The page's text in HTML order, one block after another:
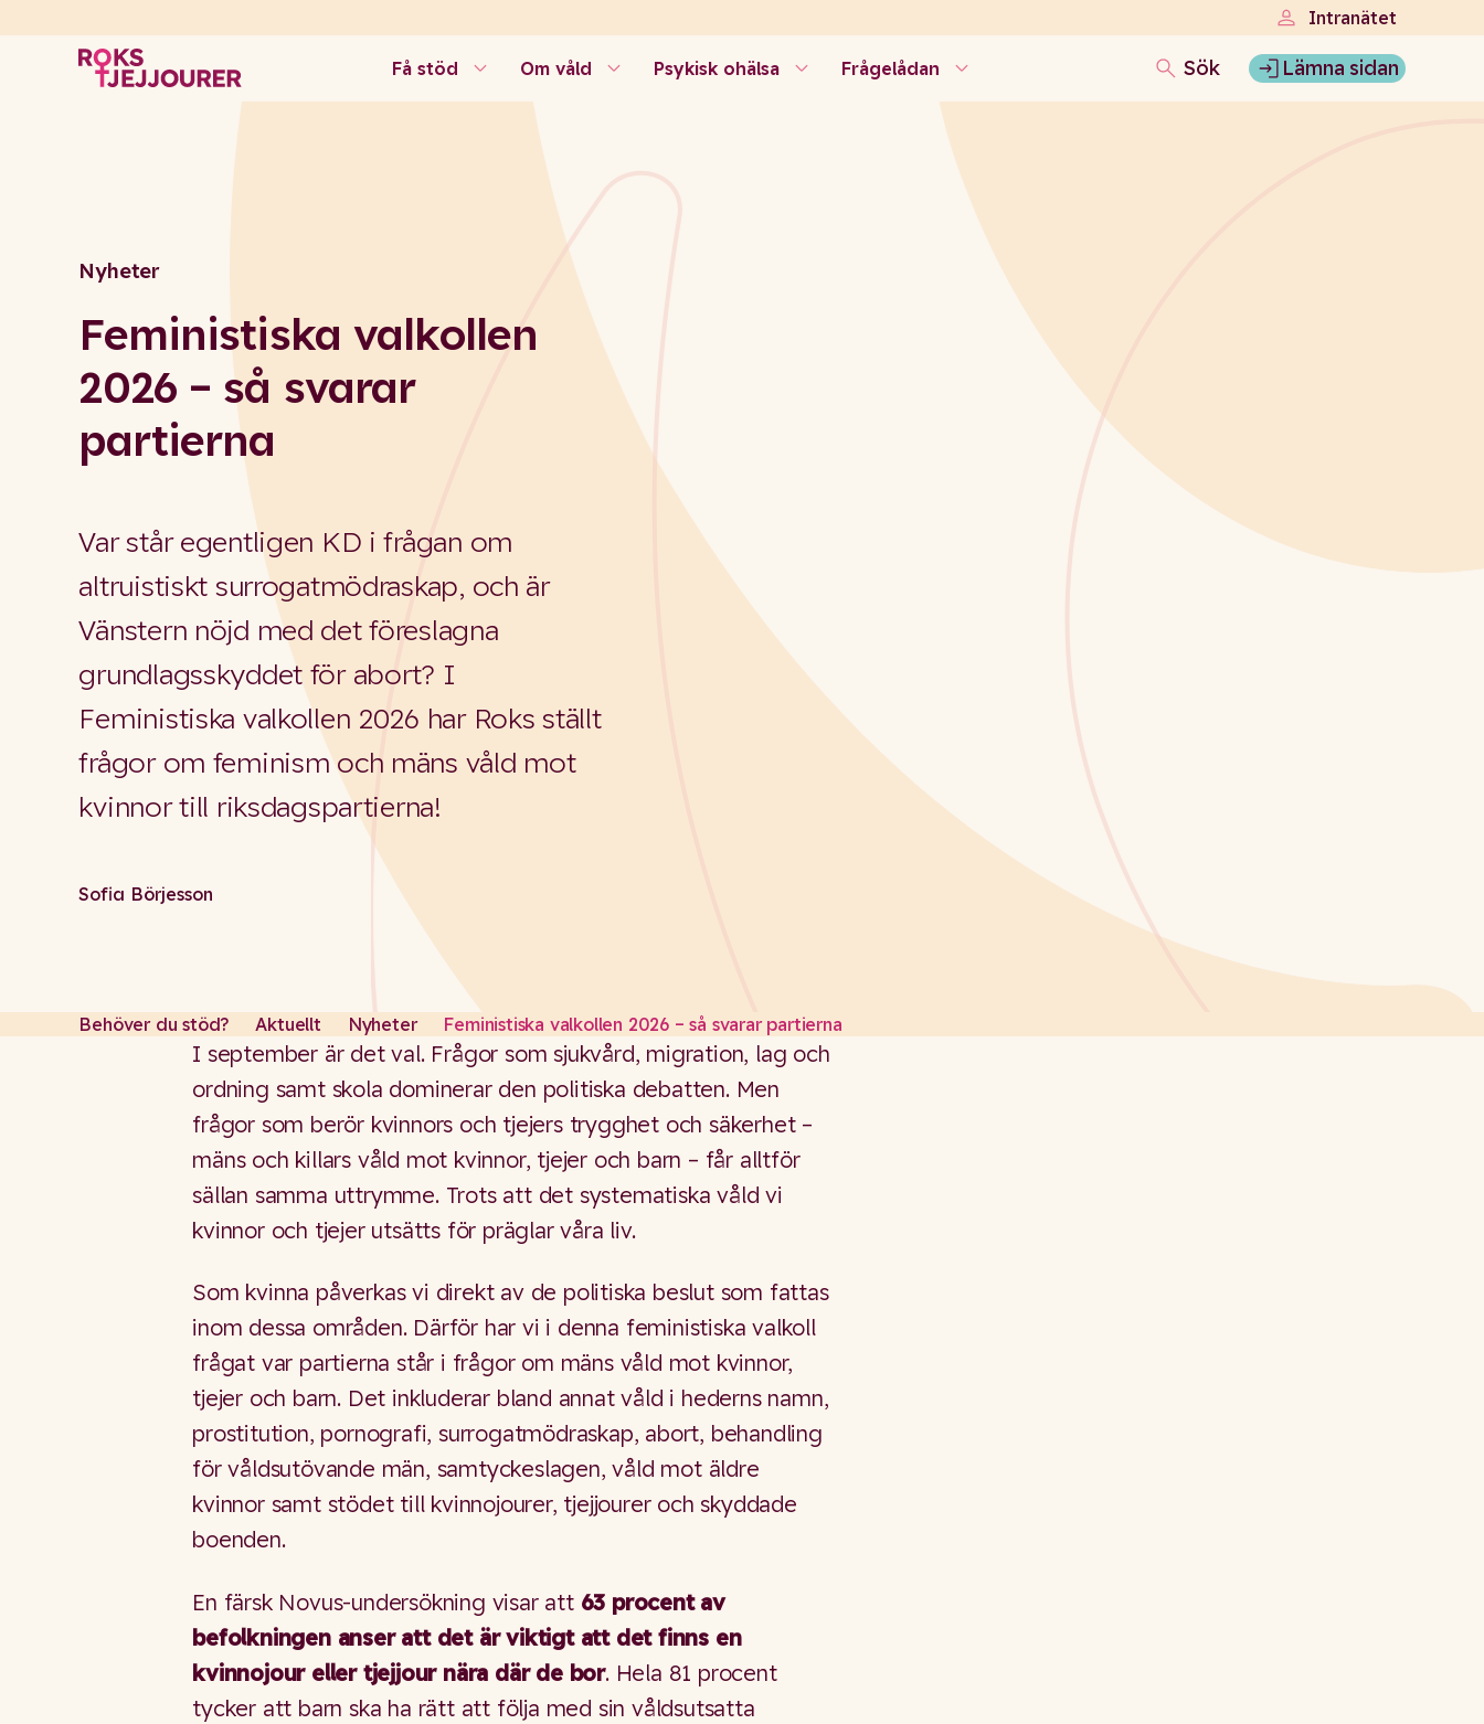
Få stöd Om våld Psykisk ohälsa Frågelådan Sök Lämna sidan
Intranätet
Nyheter
Feministiska valkollen
2026 – så svarar
partierna
Var står egentligen KD i frågan om
altruistiskt surrogatmödraskap, och är
Vänstern nöjd med det föreslagna
grundlagsskyddet för abort? I
Feministiska valkollen 2026 har Roks ställt
frågor om feminism och mäns våld mot
kvinnor till riksdagspartierna!
Sofia Börjesson
Behöver du stöd? Aktuellt Nyheter Feministiska valkollen 2026 – så svarar partierna
I september är det val. Frågor som sjukvård, migration, lag och
ordning samt skola dominerar den politiska debatten. Men
frågor som berör kvinnors och tjejers trygghet och säkerhet –
mäns och killars våld mot kvinnor, tjejer och barn – får alltför
sällan samma uttrymme. Trots att det systematiska våld vi
kvinnor och tjejer utsätts för präglar våra liv.
Som kvinna påverkas vi direkt av de politiska beslut som fattas
inom dessa områden. Därför har vi i denna feministiska valkoll
frågat var partierna står i frågor om mäns våld mot kvinnor,
tjejer och barn. Det inkluderar bland annat våld i hederns namn,
prostitution, pornografi, surrogatmödraskap, abort, behandling
för våldsutövande män, samtyckeslagen, våld mot äldre
kvinnor samt stödet till kvinnojourer, tjejjourer och skyddade
boenden.
En färsk Novus-undersökning visar att 63 procent av
befolkningen anser att det är viktigt att det finns en
kvinnojour eller tjejjour nära där de bor. Hela 81 procent
tycker att barn ska ha rätt att följa med sin våldsutsatta